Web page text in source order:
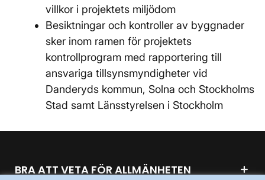
villkor i projektets miljödom
Besiktningar och kontroller av byggnader
sker inom ramen för projektets
kontrollprogram med rapportering till
ansvariga tillsynsmyndigheter vid
Danderyds kommun, Solna och Stockholms
Stad samt Länsstyrelsen i Stockholm
BRA ATT VETA FÖR ALLMÄNHETEN